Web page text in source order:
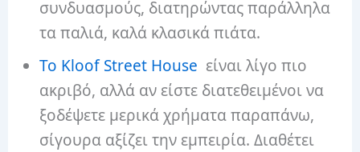
συνδυασμούς, διατηρώντας παράλληλα
τα παλιά, καλά κλασικά πιάτα.
Το Kloof Street House είναι λίγο πιο
ακριβό, αλλά αν είστε διατεθειμένοι να
ξοδέψετε μερικά χρήματα παραπάνω,
σίγουρα αξίζει την εμπειρία. Διαθέτει